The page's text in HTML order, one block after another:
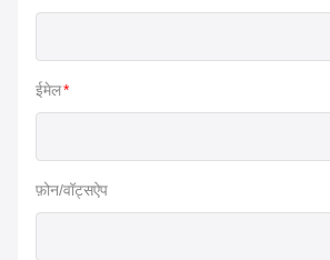
ईमेल*
फ़ोन/वॉट्सऐप